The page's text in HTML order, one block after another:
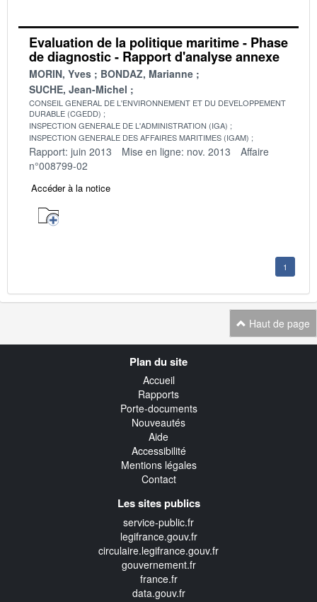
Evaluation de la politique maritime - Phase
de diagnostic - Rapport d'analyse annexe
MORIN, Yves
BONDAZ, Marianne
SUCHE, Jean-Michel
CONSEIL GENERAL DE L'ENVIRONNEMENT ET DU DEVELOPPEMENT
DURABLE (CGEDD)
INSPECTION GENERALE DE L'ADMINISTRATION (IGA)
INSPECTION GENERALE DES AFFAIRES MARITIMES (IGAM)
Rapport: juin 2013 Mise en ligne: nov. 2013
Affaire
n°008799-02
Accéder à la notice
1
Haut de page
Plan du site
Accueil
Rapports
Porte-documents
Nouveautés
Aide
Accessibilité
Mentions légales
Contact
Les sites publics
service-public.fr
legifrance.gouv.fr
circulaire.legifrance.gouv.fr
gouvernement.fr
france.fr
data.gouv.fr